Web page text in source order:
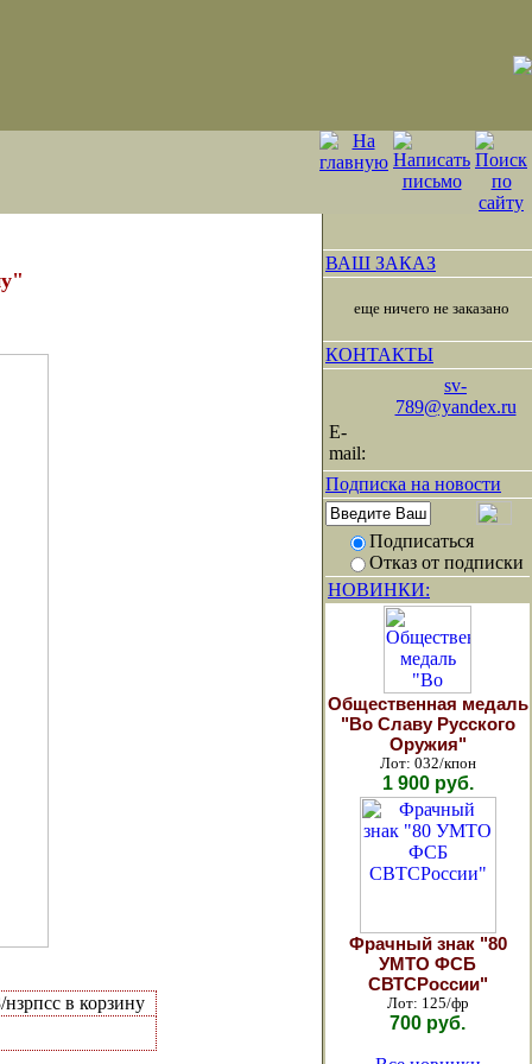
в корзину
ВАШ ЗАКАЗ
еще ничего не заказано
КОНТАКТЫ
sv-
789@yandex.ru
E-
mail:
Подписка на новости
Подписаться
Отказ от подписки
НОВИНКИ:
Общественная медаль
"Во Славу Русского
Оружия"
Лот: 032/кпон
1 900 руб.
Фрачный знак "80
УМТО ФСБ
СВТСРоссии"
Лот: 125/фр
700 руб.